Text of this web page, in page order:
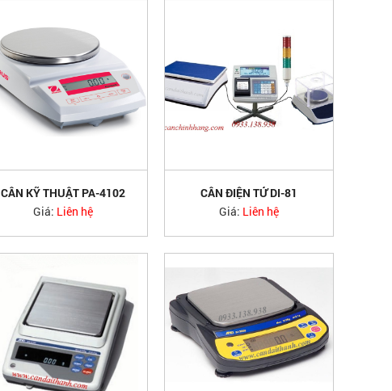
CÂN KỸ THUẬT PA-4102
OHAUS
Giá: Liên hệ
CÂN ĐIỆN TỬ DI-81
Giá: Liên hệ